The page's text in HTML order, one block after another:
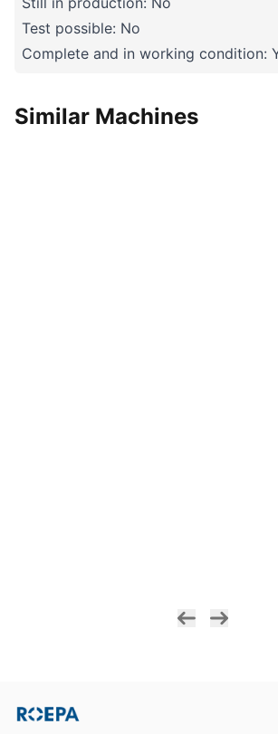
Test possible: No
Complete and in working condition:
Similar Machines